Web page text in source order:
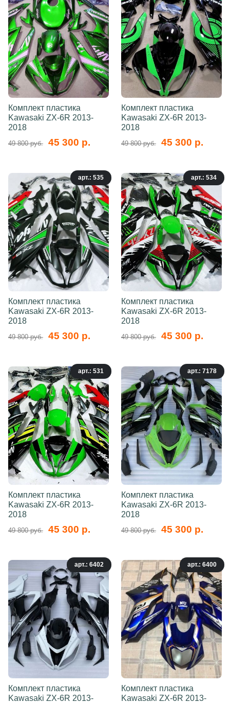
Комплект пластика
Kawasaki ZX-6R 2013-
2018
49 800 руб. 45 300 р.
Комплект пластика
Kawasaki ZX-6R 2013-
2018
49 800 руб. 45 300 р.
арт.: 535
Комплект пластика
Kawasaki ZX-6R 2013-
2018
49 800 руб. 45 300 р.
арт.: 534
Комплект пластика
Kawasaki ZX-6R 2013-
2018
49 800 руб. 45 300 р.
арт.: 531
Комплект пластика
Kawasaki ZX-6R 2013-
2018
49 800 руб. 45 300 р.
арт.: 7178
Комплект пластика
Kawasaki ZX-6R 2013-
2018
49 800 руб. 45 300 р.
арт.: 6402
Комплект пластика
Kawasaki ZX-6R 2013-
арт.: 6400
Комплект пластика
Kawasaki ZX-6R 2013-